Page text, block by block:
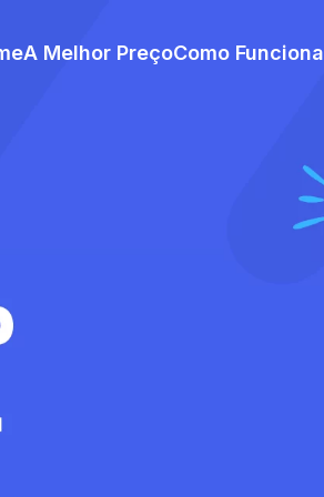
A Melhor PreçoComo Funciona